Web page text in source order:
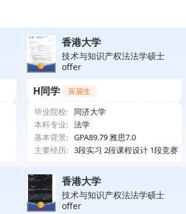
香港大学
技术与知识产权法法学硕士
offer
H同学 应届生
毕业院校:
同济大学
本科专业: 法学
基本背景: GPA89.79 雅思7.0
主要经历: 3段实习 2段课程设计 1段竞赛
香港大学
技术与知识产权法法学硕士
offer